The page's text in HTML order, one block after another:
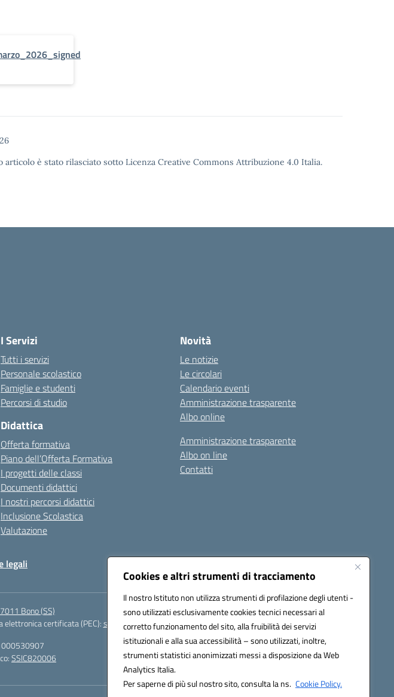
Cookies e altri strumenti di tracciamento
Il nostro Istituto non utilizza strumenti di profilazione degli utenti -
sono utilizzati esclusivamente cookies tecnici necessari al
corretto funzionamento del sito, alla fruibilità dei servizi
istituzionali e alla sua accessibilità – sono utilizzati, inoltre,
strumenti statistici anonimizzati messi a disposizione da Web
Analytics Italia.
Per saperne di più sul nostro sito, consulta la ns. Cookie Policy.
articolo è stato rilasciato sotto Licenza Creative Commons Attribuzione 4.0 Italia.
I Servizi
Tutti i servizi
Personale scolastico
Famiglie e studenti
Percorsi di studio
Didattica
Offerta formativa
Piano dell’Offerta Formativa
I progetti delle classi
Documenti didattici
I nostri percorsi didattici
Inclusione Scolastica
Valutazione
Novità
Le notizie
Le circolari
Calendario eventi
Amministrazione trasparente
Albo online
Amministrazione trasparente
Albo on line
Contatti
legali
Bono (SS)
elettronica certificata (PEC):ssic820006@pec.istruzione.it
SSIC820006